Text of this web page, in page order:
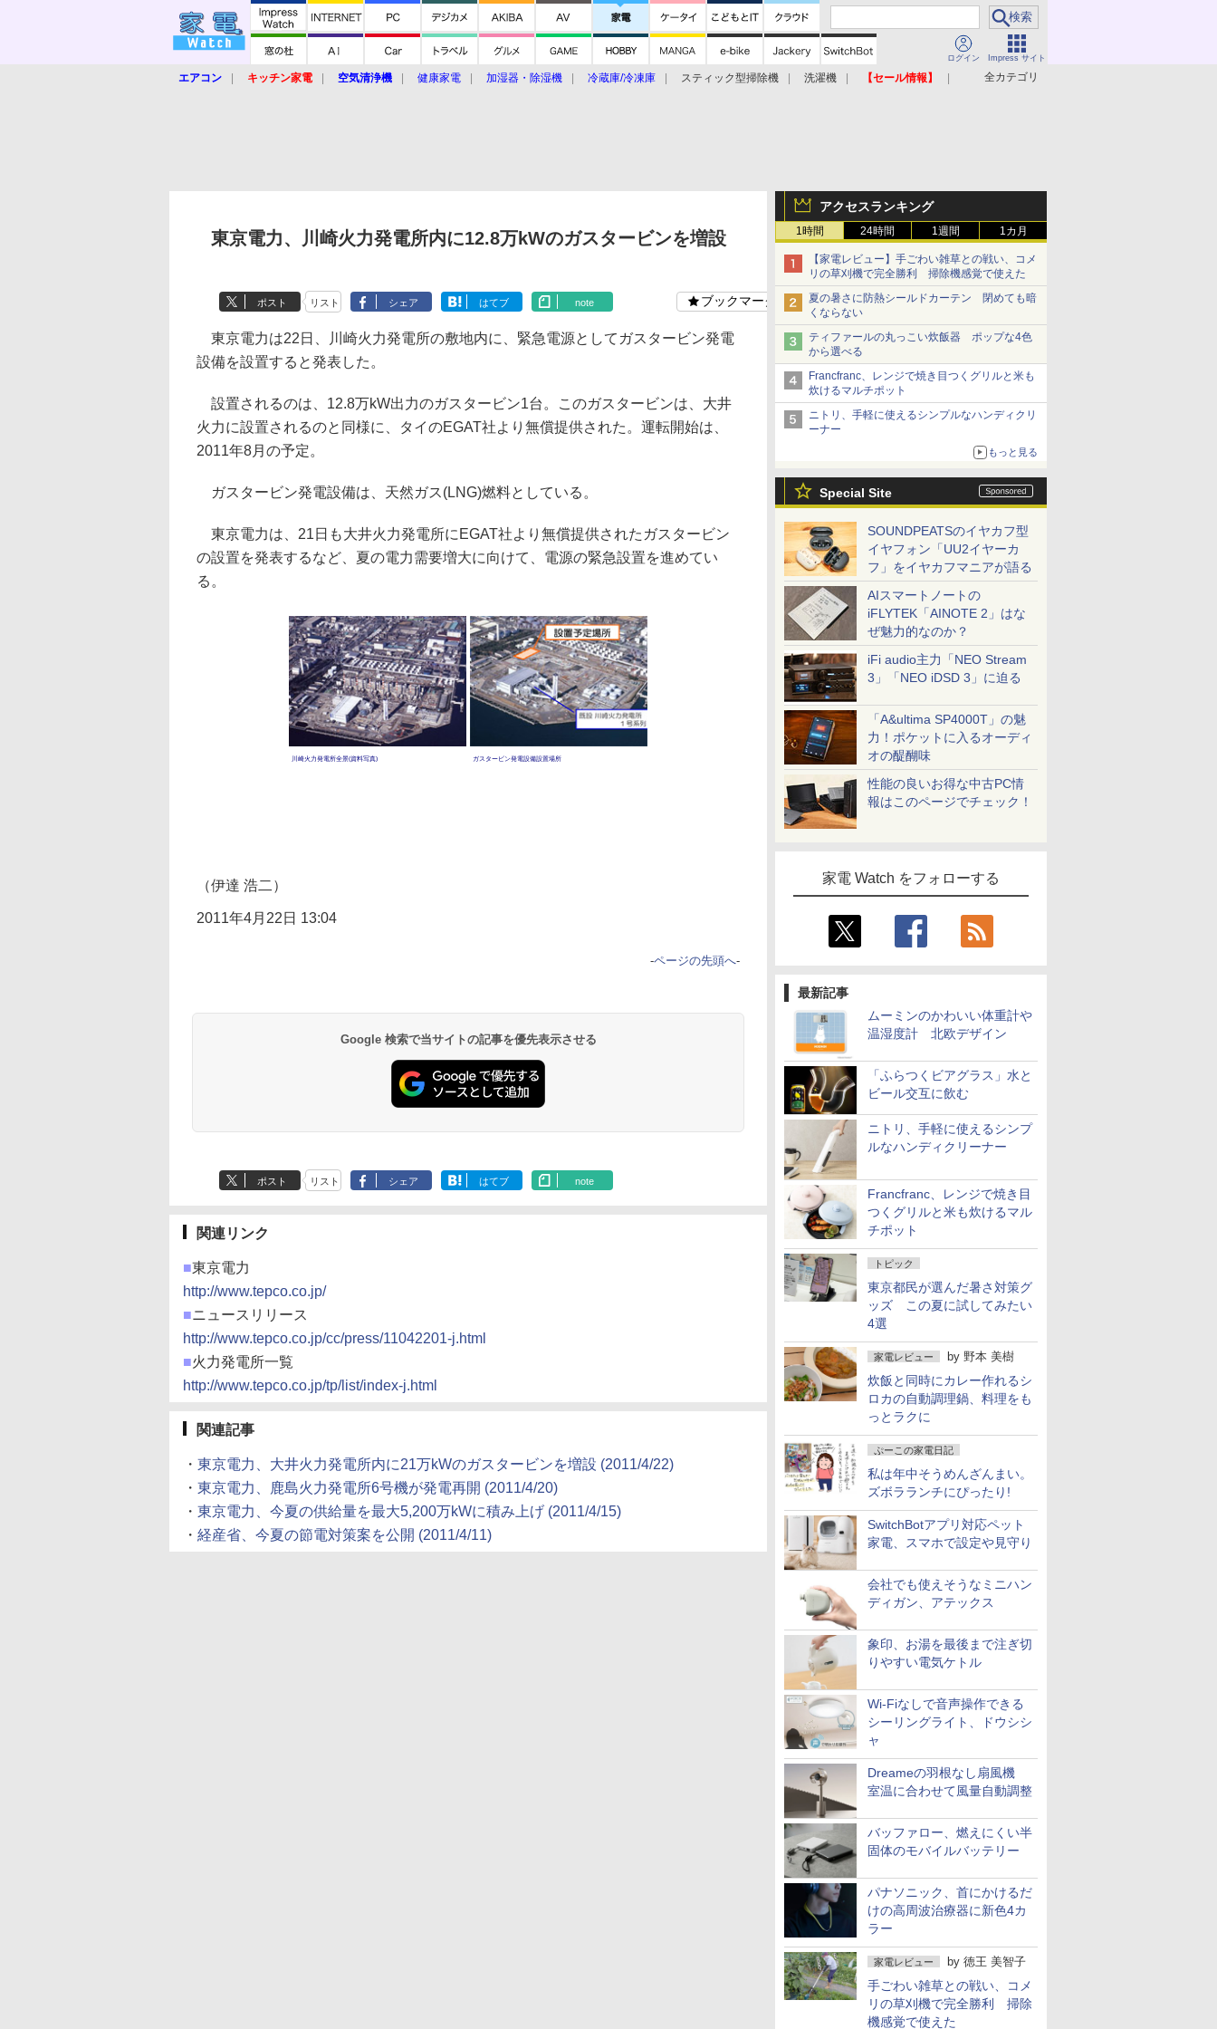
ログイン Impress サイト
全カテゴリ
エアコン キッチン家電 空気清浄機 健康家電 加湿器・除湿機 冷蔵庫/冷凍庫 スティック型掃除機 洗濯機
【セール情報】
アクセスランキング
1時間 24時間 1週間 1カ月
【家電レビュー】手ごわい雑草との戦い、コメ
リの草刈機で完全勝利 掃除機感覚で使えた
夏の暑さに防熱シールドカーテン 閉めても暗
くならない
ティファールの丸っこい炊飯器 ポップな4色
から選べる
Francfranc、レンジで焼き目つくグリルと米も
炊けるマルチポット
ニトリ、手軽に使えるシンプルなハンディクリ
ーナー
もっと見る
Special Site
SOUNDPEATSのイヤカフ型
イヤフォン「UU2イヤーカ
フ」をイヤカフマニアが語る
AIスマートノートの
iFLYTEK「AINOTE 2」はな
ぜ魅力的なのか？
iFi audio主力「NEO Stream
3」「NEO iDSD 3」に迫る
「A&ultima SP4000T」の魅
力！ポケットに入るオーディ
オの醍醐味
性能の良いお得な中古PC情
報はこのページでチェック！
家電 Watch をフォローする
最新記事
ムーミンのかわいい体重計や
温湿度計 北欧デザイン
「ふらつくビアグラス」水と
ビール交互に飲む
ニトリ、手軽に使えるシンプ
ルなハンディクリーナー
Francfranc、レンジで焼き目
つくグリルと米も炊けるマル
チポット
トピック
東京都民が選んだ暑さ対策グ
ッズ この夏に試してみたい
4選
家電レビュー by 野本 美樹
炊飯と同時にカレー作れるシ
ロカの自動調理鍋、料理をも
っとラクに
ぷーこの家電日記
私は年中そうめんざんまい。
ズボラランチにぴったり!
SwitchBotアプリ対応ペット
家電、スマホで設定や見守り
会社でも使えそうなミニハン
ディガン、アテックス
象印、お湯を最後まで注ぎ切
りやすい電気ケトル
Wi-Fiなしで音声操作できる
シーリングライト、ドウシシ
ャ
Dreameの羽根なし扇風機
室温に合わせて風量自動調整
バッファロー、燃えにくい半
固体のモバイルバッテリー
パナソニック、首にかけるだ
けの高周波治療器に新色4カ
ラー
家電レビュー by 徳王 美智子
手ごわい雑草との戦い、コメ
リの草刈機で完全勝利 掃除
機感覚で使えた
東京電力、川崎火力発電所内に12.8万kWのガスタービンを増設
ポスト リスト シェア はてブ note ブックマーク
東京電力は22日、川崎火力発電所の敷地内に、緊急電源としてガスタービン発電
設備を設置すると発表した。
設置されるのは、12.8万kW出力のガスタービン1台。このガスタービンは、大井
火力に設置されるのと同様に、タイのEGAT社より無償提供された。運転開始は、
2011年8月の予定。
ガスタービン発電設備は、天然ガス(LNG)燃料としている。
東京電力は、21日も大井火力発電所にEGAT社より無償提供されたガスタービン
の設置を発表するなど、夏の電力需要増大に向けて、電源の緊急設置を進めてい
る。
川崎火力発電所全景(資料写真) ガスタービン発電設備設置場所
（伊達 浩二）
2011年4月22日 13:04
-ページの先頭へ-
Google 検索で当サイトの記事を優先表示させる
ポスト リスト シェア はてブ note
関連リンク
■東京電力
http://www.tepco.co.jp/
■ニュースリリース
http://www.tepco.co.jp/cc/press/11042201-j.html
■火力発電所一覧
http://www.tepco.co.jp/tp/list/index-j.html
関連記事
・ 東京電力、大井火力発電所内に21万kWのガスタービンを増設 (2011/4/22)
・ 東京電力、鹿島火力発電所6号機が発電再開 (2011/4/20)
・ 東京電力、今夏の供給量を最大5,200万kWに積み上げ (2011/4/15)
・ 経産省、今夏の節電対策案を公開 (2011/4/11)